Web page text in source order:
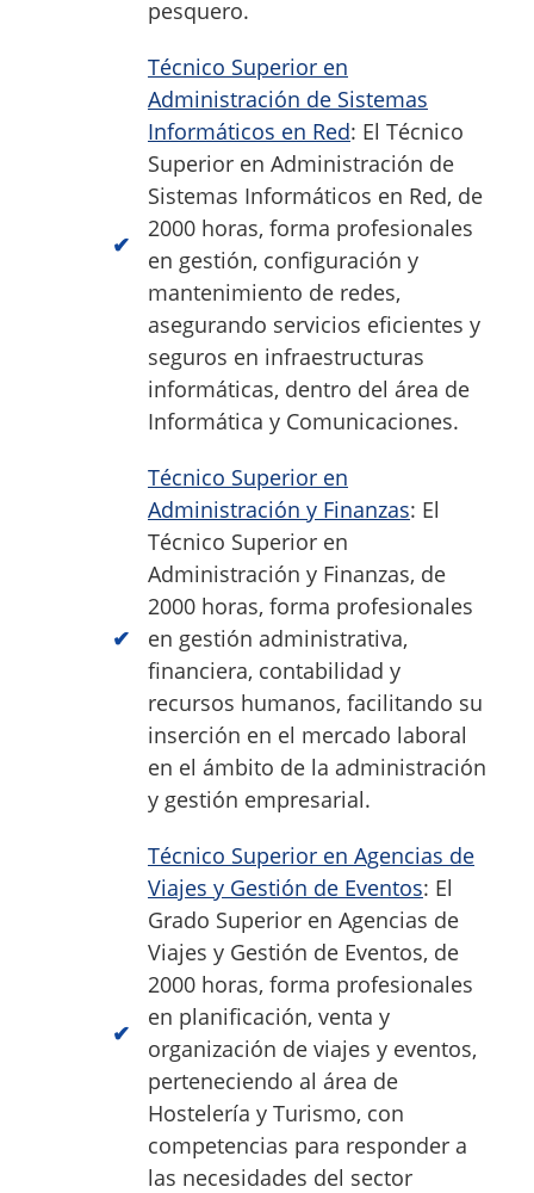
pesquero.
Técnico Superior en
Administración de Sistemas
Informáticos en Red: El Técnico
Superior en Administración de
Sistemas Informáticos en Red, de
2000 horas, forma profesionales
en gestión, configuración y
mantenimiento de redes,
asegurando servicios eficientes y
seguros en infraestructuras
informáticas, dentro del área de
Informática y Comunicaciones.
Técnico Superior en
Administración y Finanzas: El
Técnico Superior en
Administración y Finanzas, de
2000 horas, forma profesionales
en gestión administrativa,
financiera, contabilidad y
recursos humanos, facilitando su
inserción en el mercado laboral
en el ámbito de la administración
y gestión empresarial.
Técnico Superior en Agencias de
Viajes y Gestión de Eventos: El
Grado Superior en Agencias de
Viajes y Gestión de Eventos, de
2000 horas, forma profesionales
en planificación, venta y
organización de viajes y eventos,
perteneciendo al área de
Hostelería y Turismo, con
competencias para responder a
las necesidades del sector